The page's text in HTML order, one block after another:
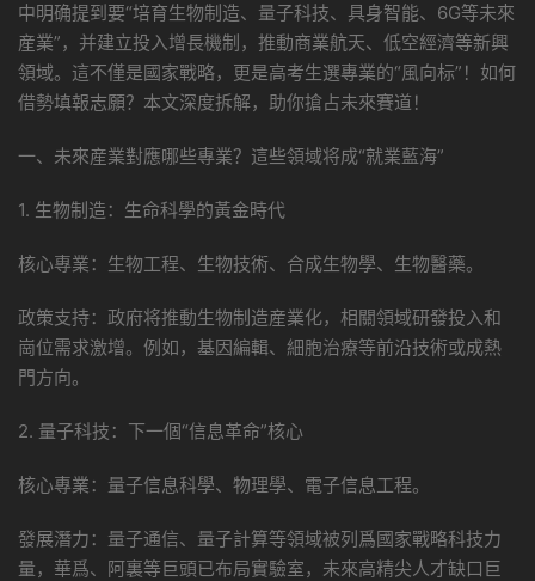
中明确提到要“培育生物制造、量子科技、具身智能、6G等未來
産業”，并建立投入增長機制，推動商業航天、低空經濟等新興
領域。這不僅是國家戰略，更是高考生選專業的“風向标”！如何
借勢填報志願？本文深度拆解，助你搶占未來賽道！
一、未來産業對應哪些專業？這些領域将成“就業藍海”
1. 生物制造：生命科學的黃金時代
核心專業：生物工程、生物技術、合成生物學、生物醫藥。
政策支持：政府将推動生物制造産業化，相關領域研發投入和
崗位需求激增。例如，基因編輯、細胞治療等前沿技術或成熱
門方向。
2. 量子科技：下一個“信息革命”核心
核心專業：量子信息科學、物理學、電子信息工程。
發展潛力：量子通信、量子計算等領域被列爲國家戰略科技力
量，華爲、阿裏等巨頭已布局實驗室，未來高精尖人才缺口巨